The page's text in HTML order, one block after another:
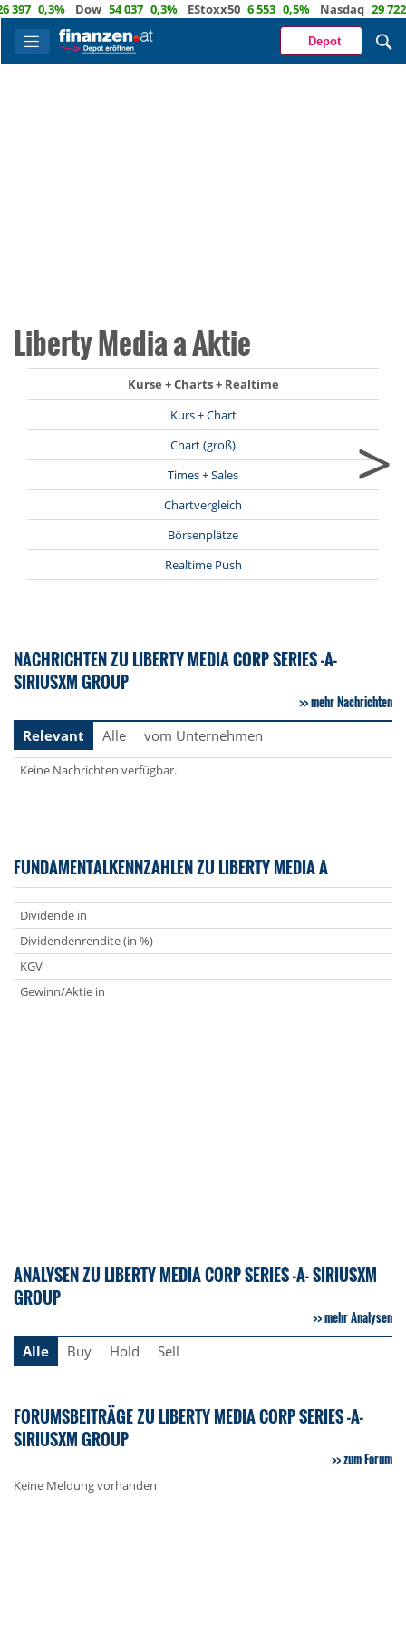
0,3% Dow 54 037 0,3% EStoxx50 6 553 0,5% Nasdaq 29 722
Depot
Liberty Media a Aktie
Kurse + Charts + Realtime
Kurs + Chart
Chart (groß)
Times + Sales
Chartvergleich
Börsenplätze
Realtime Push
>
NACHRICHTEN ZU LIBERTY MEDIA CORP SERIES -A-
SIRIUSXM GROUP
mehr Nachrichten
Relevant
Alle vom Unternehmen
Keine Nachrichten verfügbar.
FUNDAMENTALKENNZAHLEN ZU LIBERTY MEDIA A
Dividende in
Dividendenrendite (in %)
KGV
Gewinn/Aktie in
ANALYSEN ZU LIBERTY MEDIA CORP SERIES -A- SIRIUSXM
GROUP
mehr Analysen
Alle
Buy Hold Sell
FORUMSBEITRÄGE ZU LIBERTY MEDIA CORP SERIES -A-
SIRIUSXM GROUP
zum Forum
Keine Meldung vorhanden